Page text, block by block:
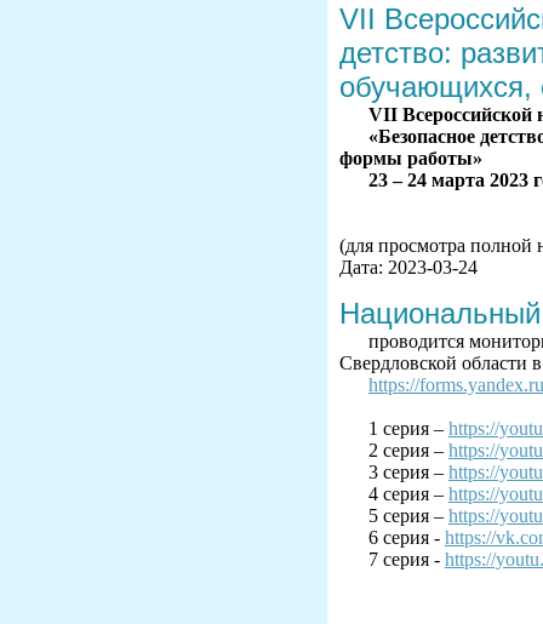
VII
детство:
VII Всероссийской
«Безопасное
формы работы»
23 – 24 марта 2023
(для просмотра полной
Дата: 2023-03-24
проводится
Свердловской области
https://
1 серия – https://
2 серия – https://
3 серия – https://
4 серия – https://
5 серия – https://
6 серия - https://
7 серия - https://